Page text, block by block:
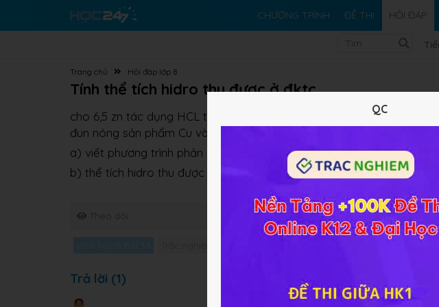
CHƯƠNG TRÌNH ĐỀ THI HỎI ĐÁP
Trang chủ Hỏi đáp lớp 8
Tính thể tích hidro thu được ở đktc
cho 6,5 zn tác dụng HCL tạo thành muối kẽm clorua và khí hiđrô .
đun nóng sản phẩm Cu và nước
a) viết phương trình phản ứng
b) thể tích hidro thu được ở đktc
Theo dõi
Trả lời (1)
QC